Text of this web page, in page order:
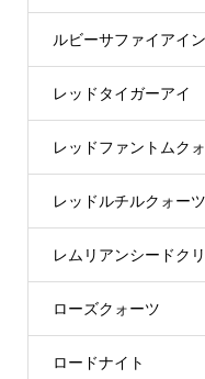
ルビーサファイアイ
レッドタイガーアイ
レッドファントムク
レッドルチルクォーツ
レムリアンシードク
ローズクォーツ
ロードナイト